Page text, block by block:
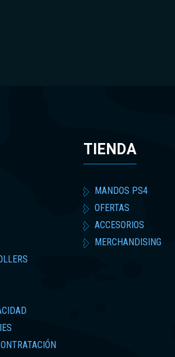
TIENDA
MANDOS PS4
OFERTAS
ACCESORIOS
MERCHANDISING